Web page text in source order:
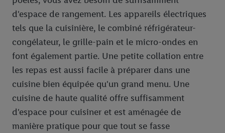
d'espace de rangement. Les appareils électriques
tels que la cuisinière, le combiné réfrigérateur-
congélateur, le grille-pain et le micro-ondes en
font également partie. Une petite collation entre
les repas est aussi facile à préparer dans une
cuisine bien équipée qu'un grand menu. Une
cuisine de haute qualité offre suffisamment
d'espace pour cuisiner et est aménagée de
manière pratique pour que tout se fasse